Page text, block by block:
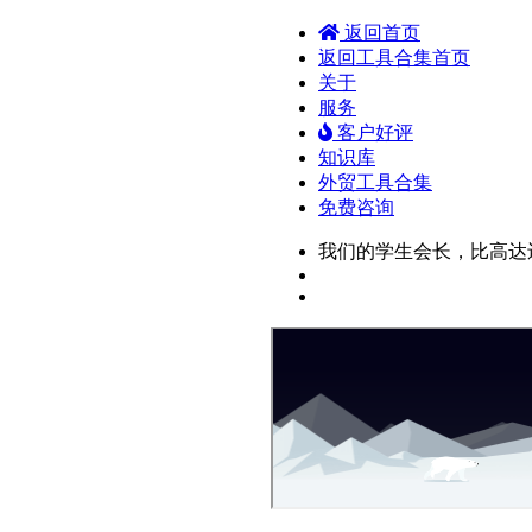
返回首页
返回工具合集首页
关于
服务
客户好评
知识库
外贸工具合集
免费咨询
我们的学生会长，比高达